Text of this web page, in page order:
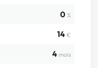
0 %
14 €
4 mois